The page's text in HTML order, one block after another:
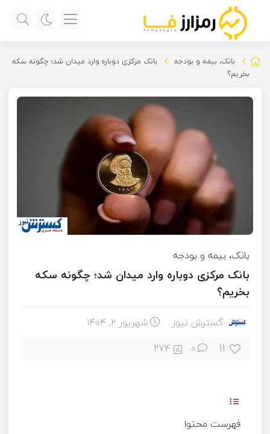
بانک، بیمه و بودجه
بانک مرکزی دوباره وارد میدان شد؛ چگونه سکه
بخریم؟
بانک، بیمه و بودجه
بانک مرکزی دوباره وارد میدان شد؛ چگونه سکه
بخریم؟
گسترش نیوز شهریور ۲, ۱۴۰۴
11
0
274
فهرست محتوا